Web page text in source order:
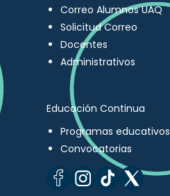
Correo Alumnos UAQ
Solicitud Correo
Docentes
Administrativos
Educación Continua
Programas educativos
Convocatorias